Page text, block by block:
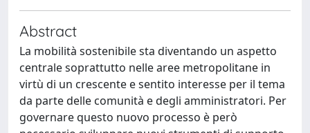
Abstract
La mobilità sostenibile sta diventando un aspetto
centrale soprattutto nelle aree metropolitane in
virtù di un crescente e sentito interesse per il tema
da parte delle comunità e degli amministratori. Per
governare questo nuovo processo è però